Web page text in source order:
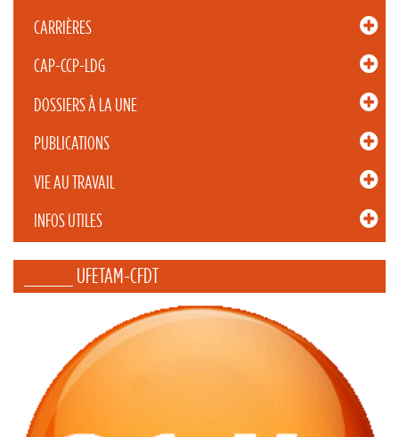
CARRIÈRES
CAP-CCP-LDG
DOSSIERS À LA UNE
PUBLICATIONS
VIE AU TRAVAIL
INFOS UTILES
_____ UFETAM-CFDT